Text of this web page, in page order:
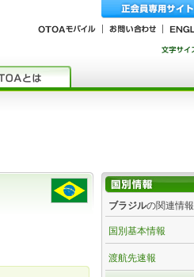
ブラジルの関連情報
国別基本情報
渡航先速報